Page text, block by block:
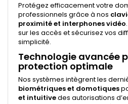
Protégez efficacement votre
professionnels grâce à nos
proximité et interphones vidéo
sur les accès et sécurisez vos
simplicité.
Technologie avancée
protection optimale
Nos systèmes intègrent les
biométriques et domotiques
et intuitivedes autorisations